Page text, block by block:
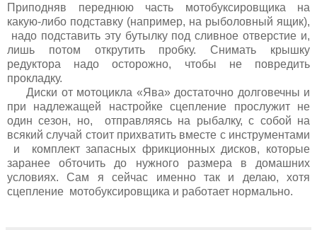
Приподняв переднюю часть мотобуксировщика на
какую-либо подставку (например, на рыболовный ящик),
надо подставить эту бутылку под сливное отверстие и,
лишь потом открутить пробку. Снимать крышку
редуктора надо осторожно, чтобы не повредить
прокладку.
Диски от мотоцикла «Ява» достаточно долговечны и
при надлежащей настройке сцепление прослужит не
один сезон, но, отправляясь на рыбалку, с собой на
всякий случай стоит прихватить вместе с инструментами
и комплект запасных фрикционных дисков, которые
заранее обточить до нужного размера в домашних
условиях. Сам я сейчас именно так и делаю, хотя
сцепление мотобуксировщика и работает нормально.